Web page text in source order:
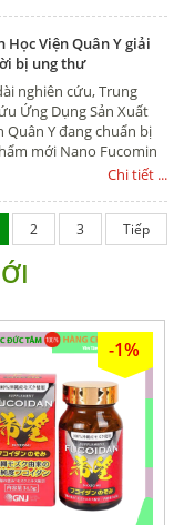
Học Viện Quân Y giải
bị ung thư
nghiên cứu, Trung
Ứng Dụng Sản Xuất
Quân Y đang chuẩn bị
mới Nano Fucomin
bệnh nhân ung thư.
như: Nano
Tam thất,
xạ đen,...
Chi tiết ...
2 3 Tiếp
-1%